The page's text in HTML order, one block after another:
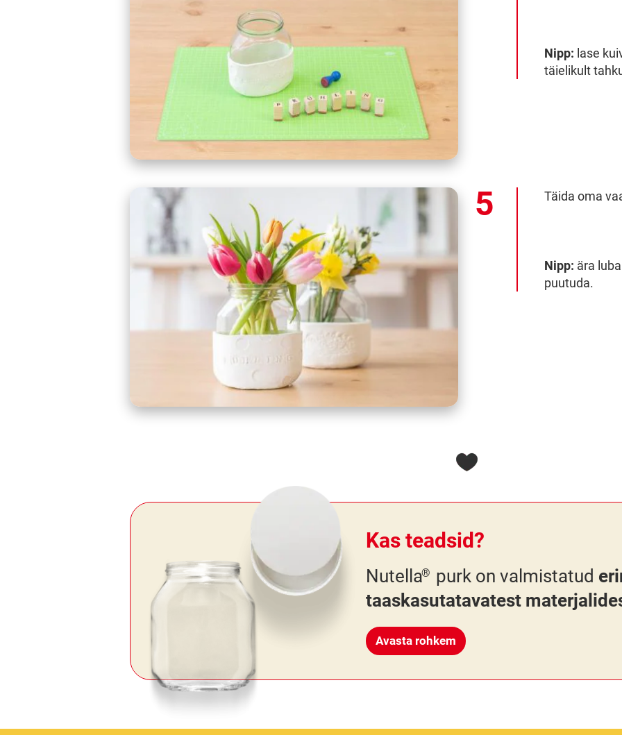
Nipp: lase
täielikult
Täida oma
Nipp: ära
puutuda.
Kas teadsid?
Nutella® purk on valmistatud
taaskasutatavatest
Avasta rohkem